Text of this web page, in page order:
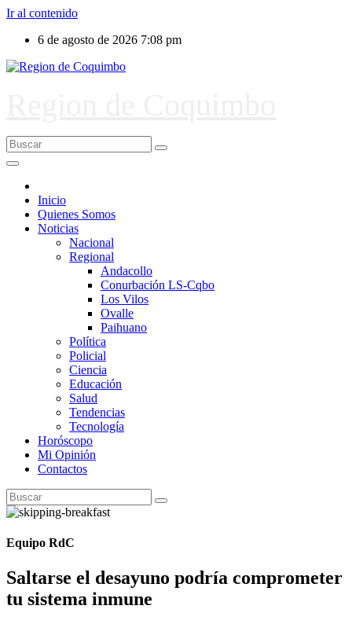
Ir al contenido
6 de agosto de 2026 7:08 pm
Inicio
Quienes Somos
Noticias
Nacional
Regional
Andacollo
Conurbación LS-Cqbo
Los Vilos
Ovalle
Paihuano
Política
Policial
Ciencia
Educación
Salud
Tendencias
Tecnología
Horóscopo
Mi Opinión
Contactos
Equipo RdC
Saltarse el desayuno podría comprometer
tu sistema inmune